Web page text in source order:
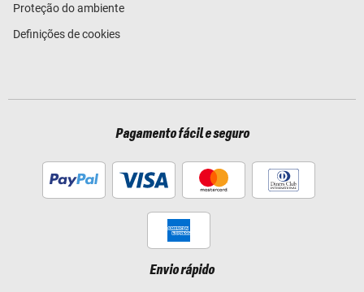
Proteção do ambiente
Definições de cookies
Pagamento fácil e seguro
Envio rápido